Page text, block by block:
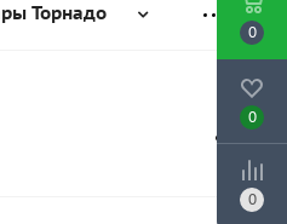
Торнадо
0
0
0